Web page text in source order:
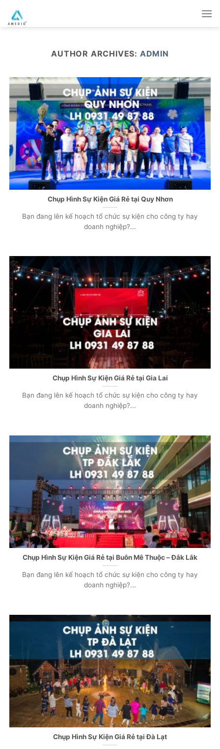
content
AUTHOR ARCHIVES: ADMIN
Chụp Hình Sự Kiện Giá Rẻ tại Quy Nhơn
Bạn đang lên kế hoạch tổ chức sự kiện cho công ty hay
doanh nghiệp?...
Chụp Hình Sự Kiện Giá Rẻ tại Gia Lai
Bạn đang lên kế hoạch tổ chức sự kiện cho công ty hay
doanh nghiệp?...
Chụp Hình Sự Kiện Giá Rẻ tại Buôn Mê Thuộc – Đắk Lắk
Bạn đang lên kế hoạch tổ chức sự kiện cho công ty hay
doanh nghiệp?...
Chụp Hình Sự Kiện Giá Rẻ tại Đà Lạt